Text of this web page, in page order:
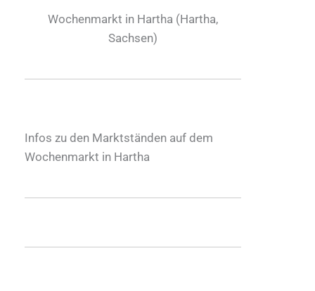
Wochenmarkt in Hartha (Hartha,
Sachsen)
Infos zu den Marktständen auf dem
Wochenmarkt in Hartha